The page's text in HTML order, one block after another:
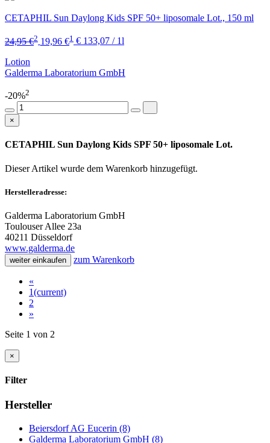
CETAPHIL Sun Daylong Kids SPF 50+ liposomale Lot., 150 ml
24,95 €2 19,96 €1 € 133,07 / 1l
Lotion
Galderma Laboratorium GmbH
-20%2
×
CETAPHIL Sun Daylong Kids SPF 50+ liposomale Lot.
Dieser Artikel wurde dem Warenkorb hinzugefügt.
Herstelleradresse:
Galderma Laboratorium GmbH
Toulouser Allee 23a
40211 Düsseldorf
www.galderma.de
weiter einkaufen zum Warenkorb
«
1(current)
2
»
Seite 1 von 2
×
Filter
Hersteller
Beiersdorf AG Eucerin (8)
Galderma Laboratorium GmbH (8)